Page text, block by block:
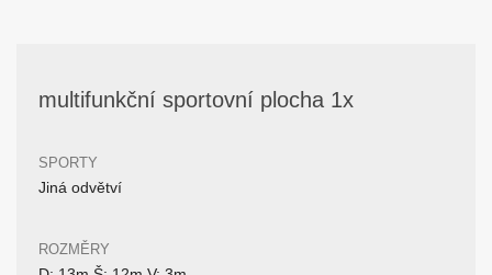
multifunkční sportovní plocha 1x
SPORTY
Jiná odvětví
ROZMĚRY